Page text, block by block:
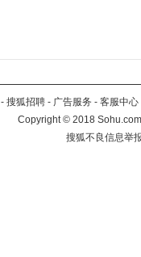
- 搜狐招聘 - 广告服务 - 客服中心
Copyright©2018
搜狐不良信息举